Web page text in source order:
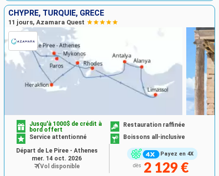
CHYPRE, TURQUIE, GRÈCE
11 jours, Azamara Quest
Payez en 4X
Jusqu'à 1000$ de crédit à
bord offert
Restauration raffinée
Service attentionné
Boissons all-inclusive
dès 2 129 €
Départ de Le Piree - Athenes
mer. 14 oct. 2026
Vol disponible